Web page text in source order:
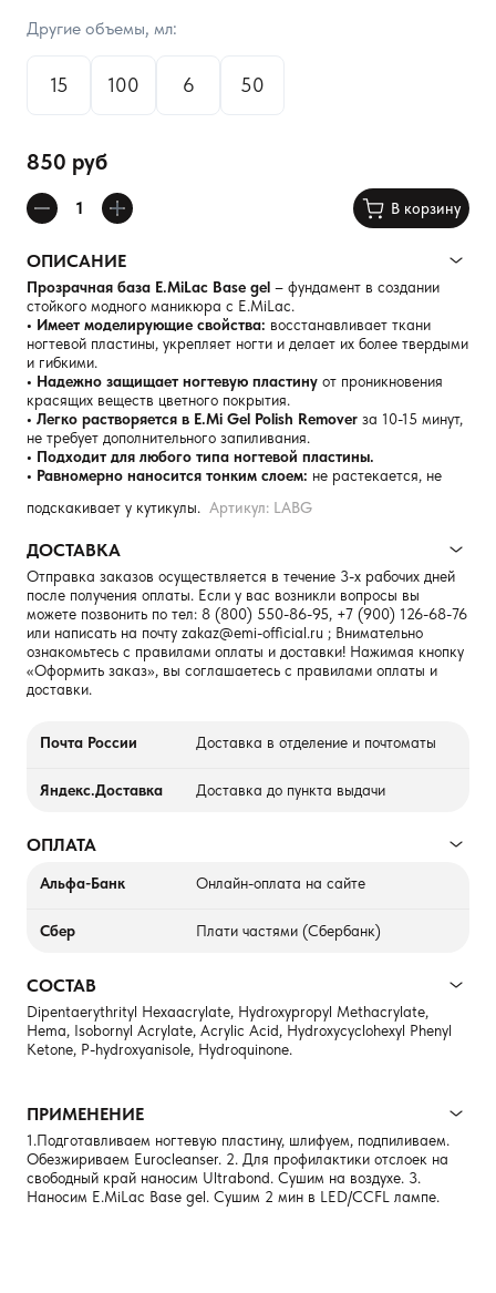
Другие объемы, мл:
15 100 6 50
850 руб
В корзину
ОПИСАНИЕ
Прозрачная база E.MiLac Base gel – фундамент в создании
стойкого модного маникюра с E.MiLac.
• Имеет моделирующие свойства: восстанавливает ткани
ногтевой пластины, укрепляет ногти и делает их более твердыми
и гибкими.
• Надежно защищает ногтевую пластину от проникновения
красящих веществ цветного покрытия.
• Легко растворяется в E.Mi Gel Polish Remover за 10-15 минут,
не требует дополнительного запиливания.
• Подходит для любого типа ногтевой пластины.
• Равномерно наносится тонким слоем: не растекается, не
подскакивает у кутикулы. Артикул: LABG
ДОСТАВКА
Отправка заказов осуществляется в течение 3-х рабочих дней
после получения оплаты. Если у вас возникли вопросы вы
можете позвонить по тел: 8 (800) 550-86-95, +7 (900) 126-68-76
или написать на почту zakaz@emi-official.ru ; Внимательно
ознакомьтесь с правилами оплаты и доставки! Нажимая кнопку
«Оформить заказ», вы соглашаетесь с правилами оплаты и
доставки.
Почта России Доставка в отделение и почтоматы
Яндекс.Доставка Доставка до пункта выдачи
ОПЛАТА
Альфа-Банк Онлайн-оплата на сайте
Сбер Плати частями (Сбербанк)
СОСТАВ
Dipentaerythrityl Hexaacrylate, Hydroxypropyl Methacrylate,
Hema, Isobornyl Acrylate, Acrylic Acid, Hydroxycyclohexyl Phenyl
Ketone, P-hydroxyanisole, Hydroquinone.
ПРИМЕНЕНИЕ
1.Подготавливаем ногтевую пластину, шлифуем, подпиливаем.
Обезжириваем Eurocleanser. 2. Для профилактики отслоек на
свободный край наносим Ultrabond. Сушим на воздухе. 3.
Наносим E.MiLac Base gel. Сушим 2 мин в LED/CCFL лампе.